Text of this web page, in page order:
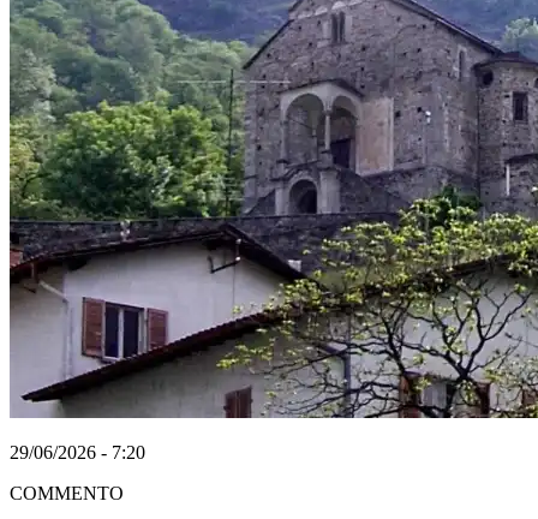
29/06/2026 - 7:20
COMMENTO